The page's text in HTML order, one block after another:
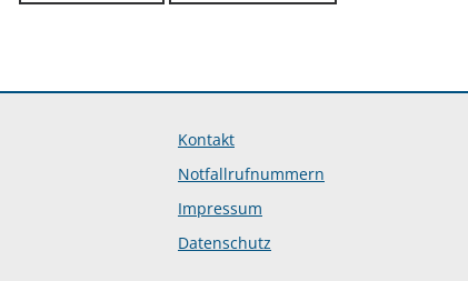
Kontakt
Notfallrufnummern
Impressum
Datenschutz